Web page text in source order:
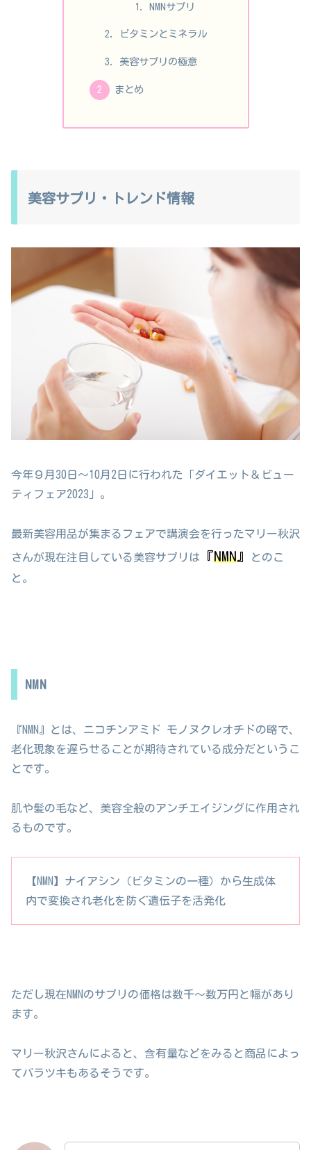
NMNサプリ
ビタミンとミネラル
美容サプリの極意
まとめ
美容サプリ・トレンド情報
今年９月30日〜10月2日に行われた「ダイエット＆ビュー
ティフェア2023」。
最新美容用品が集まるフェアで講演会を行ったマリー秋沢
さんが現在注目している美容サプリは 『NMN』
とのこ
と。
NMN
『NMN』とは、ニコチンアミド モノヌクレオチドの略で、
老化現象を遅らせることが期待されている成分だというこ
とです。
肌や髪の毛など、美容全般のアンチエイジングに作用され
るものです。
【NMN】ナイアシン（ビタミンの一種）から生成体
内で変換され老化を防ぐ遺伝子を活発化
ただし現在NMNのサプリの価格は数千〜数万円と幅があり
ます。
マリー秋沢さんによると、含有量などをみると商品によっ
てバラツキもあるそうです。